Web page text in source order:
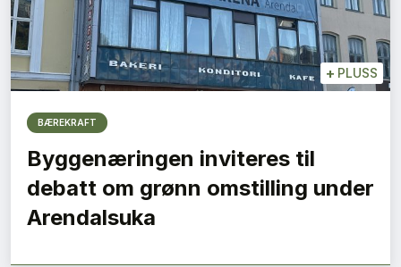
+ PLUSS
BÆREKRAFT
Byggenæringen inviteres til
debatt om grønn omstilling under
Arendalsuka